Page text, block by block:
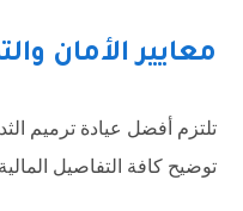
معايير الأمان
تلتزم أفضل عيادة ترميم
توضيح كافة التفاصيل